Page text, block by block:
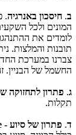
ב. חיסכון באנרגיה.
המונים ולכל
לומדים את
תובנות והמלצות.
החשמל של הבניין.
ג. פתרון לתחזוקה
תקלות.
ד. פתרון של סיוע -